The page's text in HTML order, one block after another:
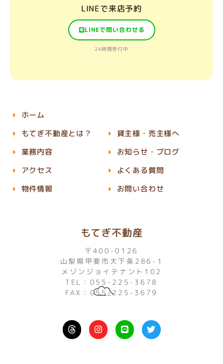
LINEで来店予約
LINEで問い合わせる
24時間受付中
もてぎ不動産
〒400-0126
山梨県甲斐市大下条286-1
メゾンジョイテナント102
TEL：055-225-3678
FAX：055-225-3679
I
n
s
L
i
n
T
w
i
ホーム
もてぎ不動産とは？
業務内容
アクセス
物件情報
貸主様・売主様へ
お知らせ・ブログ
よくある質問
お問い合わせ